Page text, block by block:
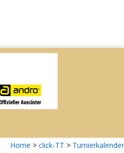
Home > click-TT > Turnierkalender